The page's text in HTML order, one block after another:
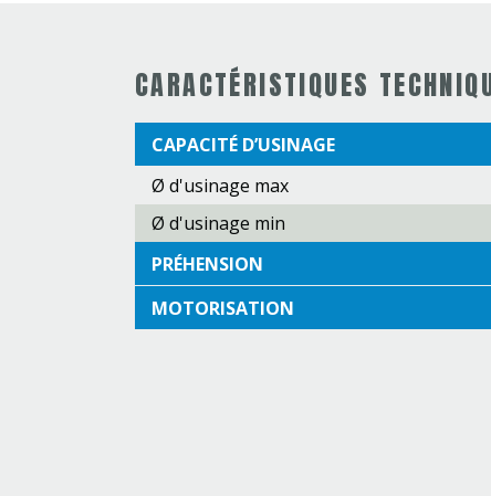
CARACTÉRISTIQUES
CAPACITÉ D’USINAGE
Ø d'usinage max
Ø d'usinage min
PRÉHENSION
MOTORISATION